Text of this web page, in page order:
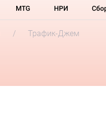
MTG НРИ
Трафик-Джем